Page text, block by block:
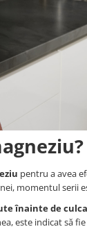
pentru a avea
momentul serii
înainte de
este indicat să